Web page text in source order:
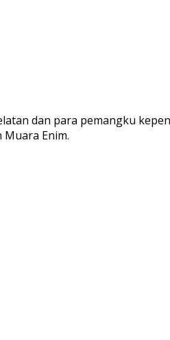
dan para pemangku
Enim.